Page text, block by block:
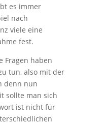
es immer
nach
viele eine
fest.
Fragen haben
tun, also mit der
denn nun
sollte man sich
ist nicht für